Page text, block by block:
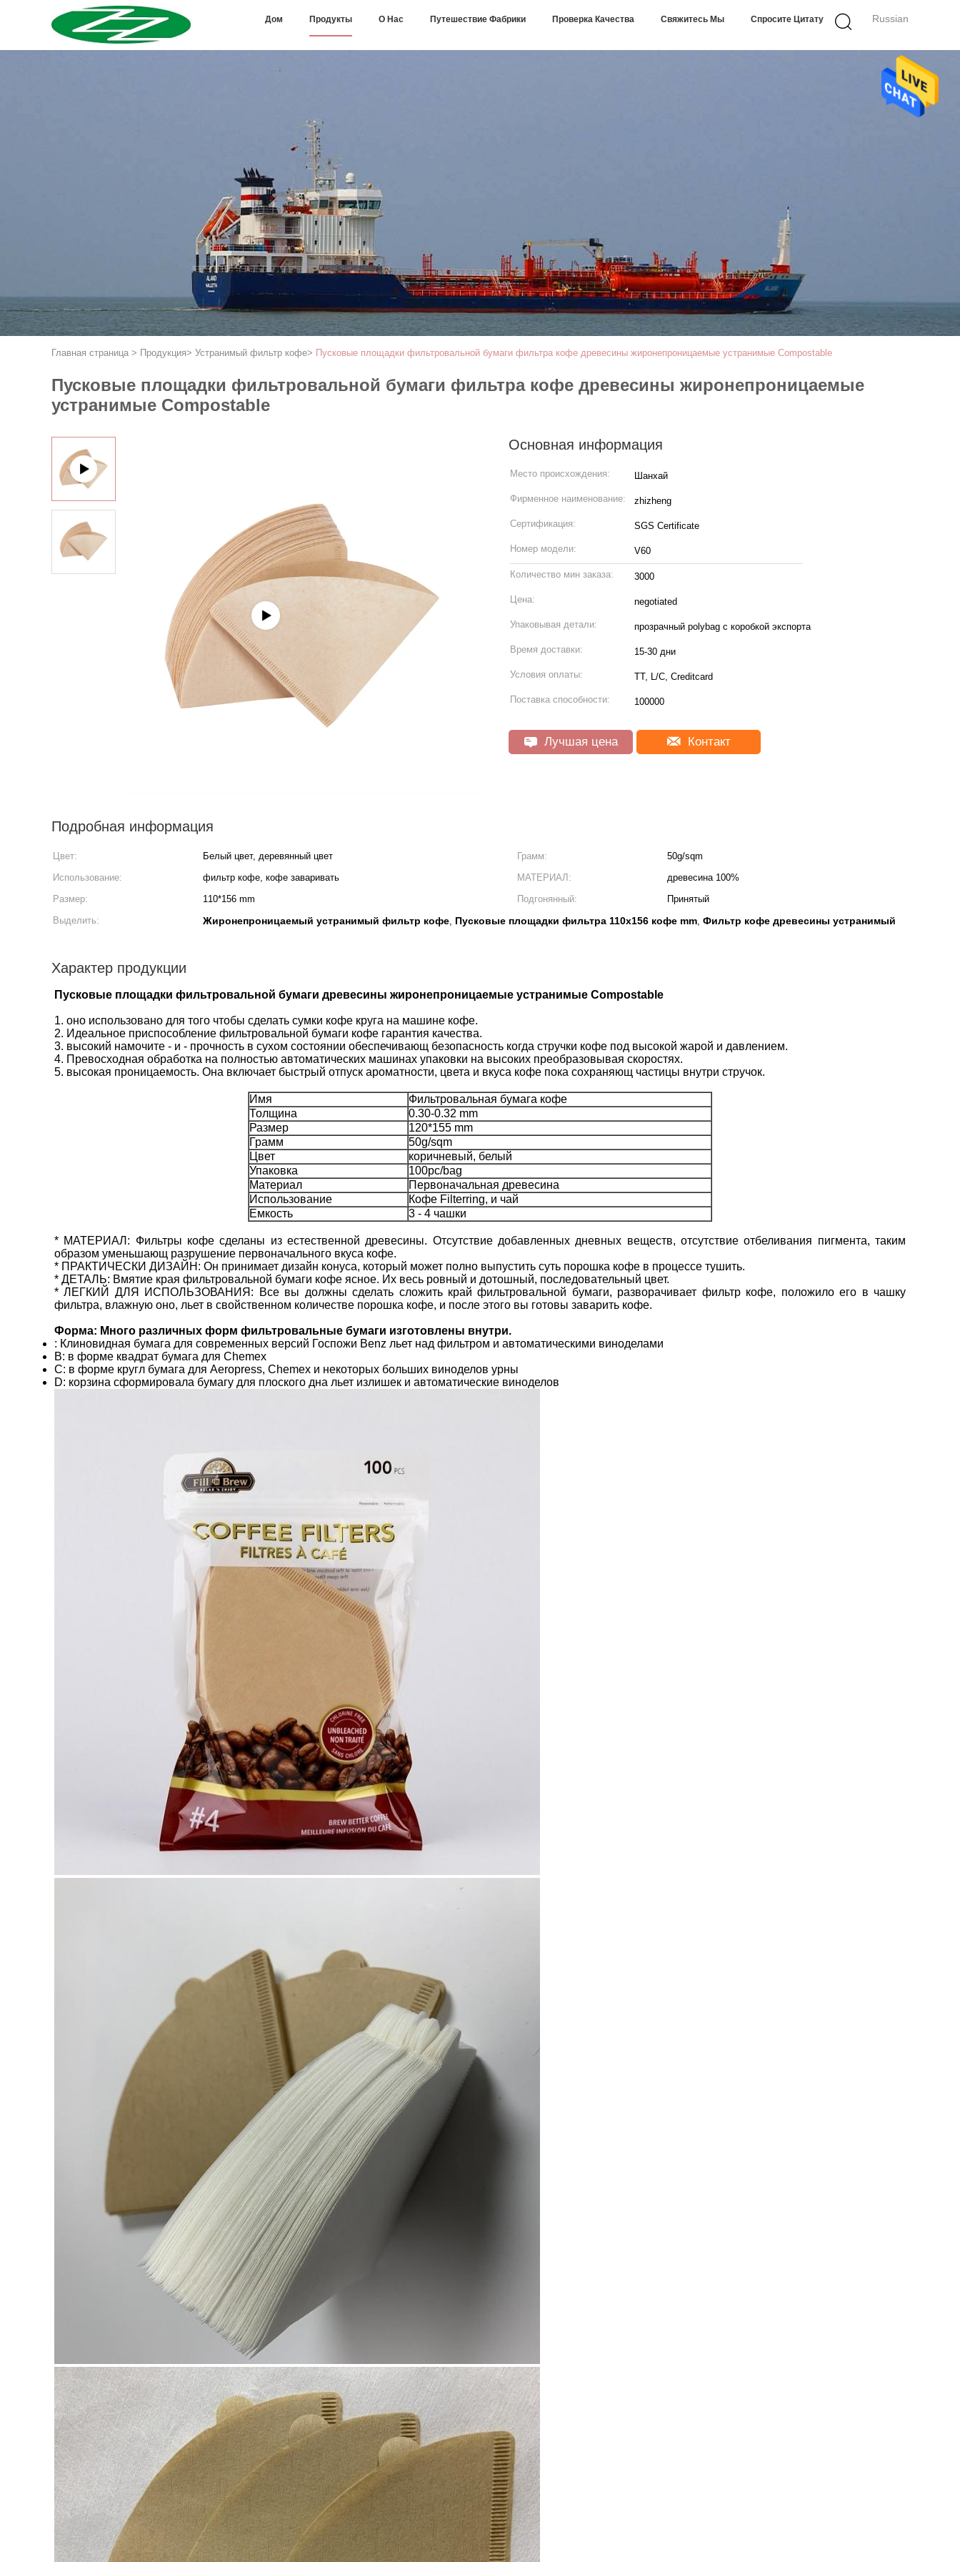
Russian
Дом Продукты О Нас Путешествие Фабрики Проверка Качества Свяжитесь Мы Спросите Цитату
Главная страница > Продукция> Устранимый фильтр кофе> Пусковые площадки фильтровальной бумаги фильтра кофе древесины жиронепроницаемые устранимые Compostable
Пусковые площадки фильтровальной бумаги фильтра кофе древесины жиронепроницаемые
устранимые Compostable
Основная информация
Место происхождения: Шанхай
Фирменное наименование: zhizheng
Сертификация: SGS Certificate
Номер модели: V60
Количество мин заказа: 3000
Цена: negotiated
Упаковывая детали: прозрачный polybag с коробкой экспорта
Время доставки: 15-30 дни
Условия оплаты: TT, L/C, Creditcard
Поставка способности: 100000
Лучшая цена Контакт
Подробная информация
Цвет: Белый цвет, деревянный цвет Грамм:
50g/sqm
Использование:
фильтр кофе, кофе заваривать МАТЕРИАЛ:
древесина 100%
Размер:
110*156 mm Подгонянный:
Принятый
Выделить:
Жиронепроницаемый устранимый фильтр кофе, Пусковые площадки фильтра 110x156 кофе mm, Фильтр кофе древесины устранимый
Характер продукции
Пусковые площадки фильтровальной бумаги древесины жиронепроницаемые устранимые Compostable
1. оно использовано для того чтобы сделать сумки кофе круга на машине кофе.
2. Идеальное приспособление фильтровальной бумаги кофе гарантия качества.
3. высокий намочите - и - прочность в сухом состоянии обеспечивающ безопасность когда стручки кофе под высокой жарой и давлением.
4. Превосходная обработка на полностью автоматических машинах упаковки на высоких преобразовывая скоростях.
5. высокая проницаемость. Она включает быстрый отпуск ароматности, цвета и вкуса кофе пока сохраняющ частицы внутри стручок.
Имя
Фильтровальная бумага кофе
Толщина
0.30-0.32 mm
Размер
120*155 mm
Грамм
50g/sqm
Цвет
коричневый, белый
Упаковка
100pc/bag
Материал
Первоначальная древесина
Использование
Кофе Filterring, и чай
Емкость
3 - 4 чашки
* МАТЕРИАЛ: Фильтры кофе сделаны из естественной древесины. Отсутствие добавленных дневных веществ, отсутствие отбеливания пигмента, таким
образом уменьшающ разрушение первоначального вкуса кофе.
* ПРАКТИЧЕСКИ ДИЗАЙН: Он принимает дизайн конуса, который может полно выпустить суть порошка кофе в процессе тушить.
* ДЕТАЛЬ: Вмятие края фильтровальной бумаги кофе ясное. Их весь ровный и дотошный, последовательный цвет.
* ЛЕГКИЙ ДЛЯ ИСПОЛЬЗОВАНИЯ: Все вы должны сделать сложить край фильтровальной бумаги, разворачивает фильтр кофе, положило его в чашку
фильтра, влажную оно, льет в свойственном количестве порошка кофе, и после этого вы готовы заварить кофе.
Форма: Много различных форм фильтровальные бумаги изготовлены внутри.
: Клиновидная бумага для современных версий Госпожи Benz льет над фильтром и автоматическими виноделами
B: в форме квадрат бумага для Chemex
C: в форме кругл бумага для Aeropress, Chemex и некоторых больших виноделов урны
D: корзина сформировала бумагу для плоского дна льет излишек и автоматические виноделов